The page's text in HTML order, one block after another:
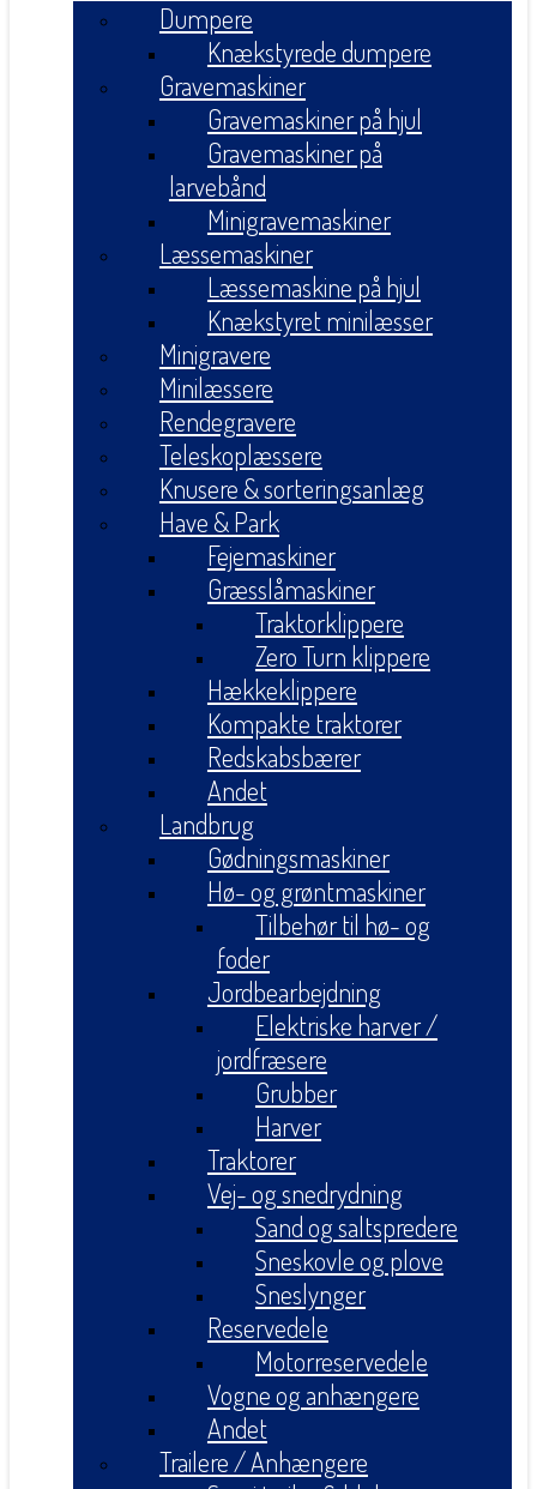
Dumpere
Knækstyrede dumpere
Gravemaskiner
Gravemaskiner på hjul
Gravemaskiner på
larvebånd
Minigravemaskiner
Læssemaskiner
Læssemaskine på hjul
Knækstyret minilæsser
Minigravere
Minilæssere
Rendegravere
Teleskoplæssere
Knusere & sorteringsanlæg
Have & Park
Fejemaskiner
Græsslåmaskiner
Traktorklippere
Zero Turn klippere
Hækkeklippere
Kompakte traktorer
Redskabsbærer
Andet
Landbrug
Gødningsmaskiner
Hø- og grøntmaskiner
Tilbehør til hø- og
foder
Jordbearbejdning
Elektriske harver /
jordfræsere
Grubber
Harver
Traktorer
Vej- og snedrydning
Sand og saltspredere
Sneskovle og plove
Sneslynger
Reservedele
Motorreservedele
Vogne og anhængere
Andet
Trailere / Anhængere